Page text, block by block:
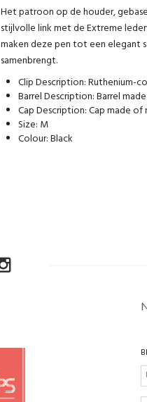
Het patroon op de houder,
stijlvolle link met de Extreme
maken deze pen tot een elegant
samenbrengt.
Clip Description: Ruthenium-
Barrel Description: Barrel
Cap Description: Cap made
Size: M
Colour: Black